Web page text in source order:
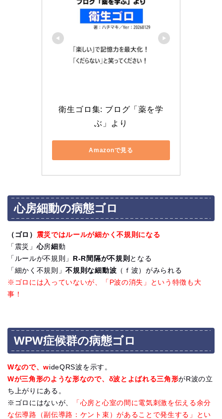
衛生ゴロ集: ブログ「薬を学
ぶ」より
Amazonで見る
心房細動の病態ゴロ
（ゴロ） 震災ではルールが細かく不規則になる
「震災」 心房細 動
「ルールが不規則」
R-R間隔が不規則 となる
「細かく不規則」不規則な細動波 （ｆ波）がみられる
※ゴロには入っていないが、「P波の消失」という特徴も大
事！
WPW症候群の病態ゴロ
Wなので、wideQRS波を示す。
Wが三角形のような形なので、δ波とよばれる三角形がR波の立
ち上がりにある。
※ゴロにはないが、
「心房と心室の間に電気刺激を伝える余分
な伝導路（副伝導路：ケント束）があることで発生する」とい